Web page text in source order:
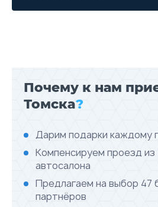
Почему к нам
Томска?
Дарим подарки каждому
Компенсируем проезд
автосалона
Предлагаем на выбор 47
партнёров